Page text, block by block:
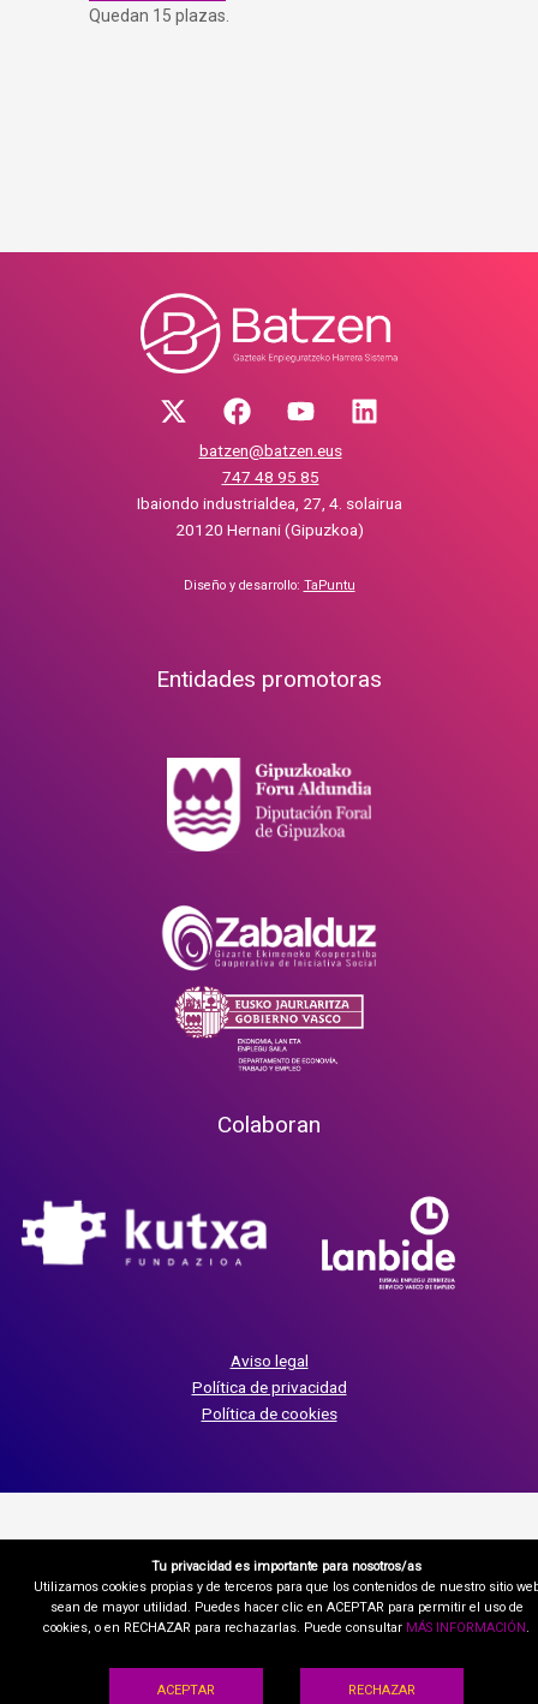
Quedan 15 plazas.
batzen@batzen.eus
747 48 95 85
Ibaiondo industrialdea, 27, 4. solairua
20120 Hernani (Gipuzkoa)
Diseño y desarrollo: TaPuntu
Entidades promotoras
Colaboran
Aviso legal
Política de privacidad
Política de cookies
Tu privacidad es importante para nosotros/as
Utilizamos cookies propias y de terceros para que los contenidos de nuestro sitio
sean de mayor utilidad. Puedes hacer clic en ACEPTAR para permitir el uso de
cookies, o en RECHAZAR para rechazarlas. Puede consultar MÁS INFORMACIÓN.
ACEPTAR RECHAZAR